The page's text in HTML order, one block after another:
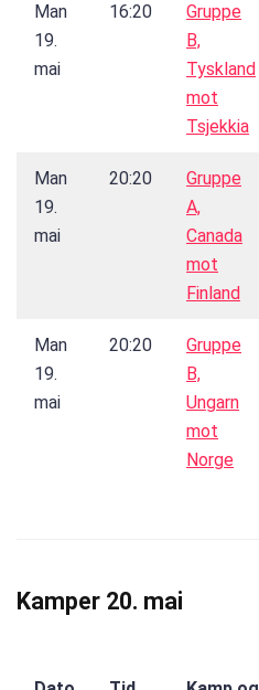
Man
19.
mai
16:20
Gruppe
B,
Tyskland
mot
Tsjekkia
Man
19.
mai
20:20
Gruppe
A,
Canada
mot
Finland
Man
19.
mai
20:20
Gruppe
B,
Ungarn
mot
Norge
Kamper 20. mai